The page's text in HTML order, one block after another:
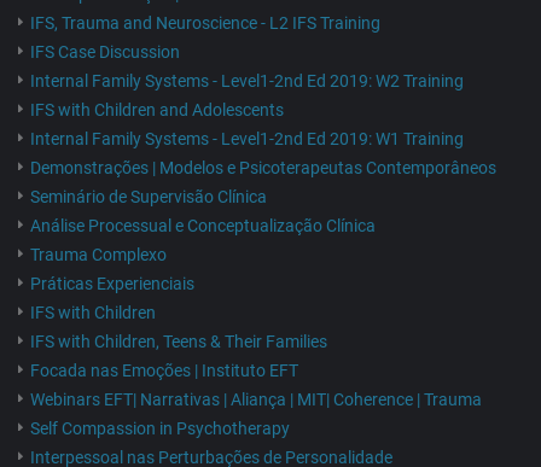
IFS, Trauma and Neuroscience - L2 IFS Training
IFS Case Discussion
Internal Family Systems - Level1-2nd Ed 2019: W2 Training
IFS with Children and Adolescents
Internal Family Systems - Level1-2nd Ed 2019: W1 Training
Demonstrações | Modelos e Psicoterapeutas Contemporâneos
Seminário de Supervisão Clínica
Análise Processual e Conceptualização Clínica
Trauma Complexo
Práticas Experienciais
IFS with Children
IFS with Children, Teens & Their Families
Focada nas Emoções | Instituto EFT
Webinars EFT| Narrativas | Aliança | MIT| Coherence | Trauma
Self Compassion in Psychotherapy
Interpessoal nas Perturbações de Personalidade